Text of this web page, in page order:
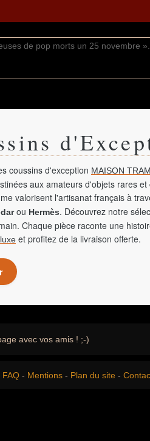
coussins d'exception MAISON
aux amateurs d'objets rares
valorisent l'artisanat français à
ou Hermès. Découvrez notre
Chaque pièce raconte une
et profitez de la livraison offerte.
avec vos amis ! ;-)
FAQ - Mentions - Plan du site -